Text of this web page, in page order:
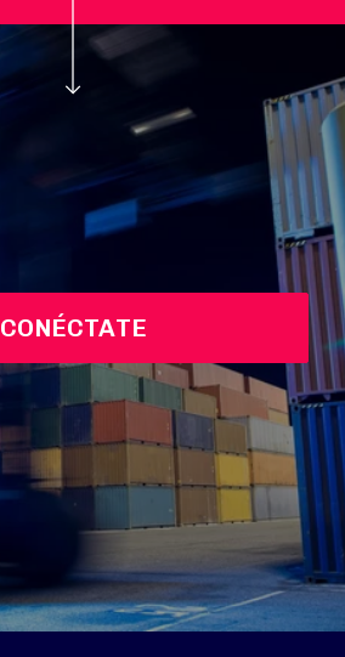
CONÉCTATE